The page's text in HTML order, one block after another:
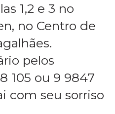
1,2 e 3 no
no Centro de
pelos
105 ou 9 9847
com seu sorriso